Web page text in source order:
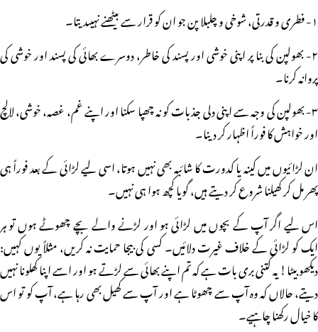
۱- فطری و قدرتی، شوخی و چلبلا پن جو ان کو قرار سے بیٹھنے نہیںدیتا۔
۲- بھولپن کی بنا پر اپنی خوشی اور پسند کی خاطر، دوسرے بھائی کی پسند اور خوشی کی
پروانہ کرنا۔
۳- بھولپن کی وجہ سے اپنی دلی جذبات کو نہ چھپا سکنا اور اپنے غم، غصہ، خوشی، لالچ
اور خواہش کا فوراً اظہار کر دینا۔
ان لڑائیوں میں کینہ یا کدورت کا شائبہ بھی نہیں ہوتا، اسی لیے لڑائی کے بعد فوراً ہی
پھر مل کر کھیلنا شروع کر دیتے ہیں، گویا کچھ ہوا ہی نہیں۔
اس لیے اگر آپ کے بچوں میں لڑائی ہو اور لڑنے والے بچے چھوٹے ہوں تو ہر
ایک کو لڑائی کے خلاف غیرت دلائیں۔ کسی کی بیجا حمایت نہ کریں، مثلاً یوں کہیں:
دیکھو بیٹا! یہ کتنی بری بات ہے کہ تم اپنے بھائی سے لڑتے ہو اور اسے اپنا کھلونا نہیں
دیتے، حالاں کہ وہ آپ سے چھوٹا ہے اور آپ سے کھیل بھی رہا ہے، آپ کو تو اس
کا خیال رکھنا چاہیے۔